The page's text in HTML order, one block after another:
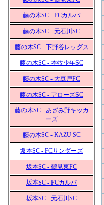
藤の木SC - FCカルパ
藤の木SC - 元石川SC
藤の木SC - 下野谷レッグス
藤の木SC - 本牧少年SC
藤の木SC - 大豆戸FC
藤の木SC - アローズSC
藤の木SC - あざみ野キッカ
ーズ
藤の木SC - KAZU SC
坂本SC - FCサンダーズ
坂本SC - 鶴見東FC
坂本SC - FCカルパ
坂本SC - 元石川SC